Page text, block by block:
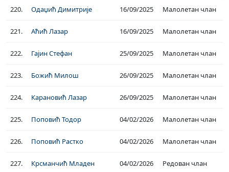
220. Одаџић Димитрије 16/09/2025 Малолетан члан
221. Аћић Лазар 16/09/2025 Малолетан члан
222. Гајин Стефан 25/09/2025 Малолетан члан
223. Божић Милош 26/09/2025 Малолетан члан
224. Карановић Лазар 26/09/2025 Малолетан члан
225. Поповић Тодор 04/02/2026 Малолетан члан
226. Поповић Растко 04/02/2026 Малолетан члан
227. Крсманчић Младен 04/02/2026 Редован члан